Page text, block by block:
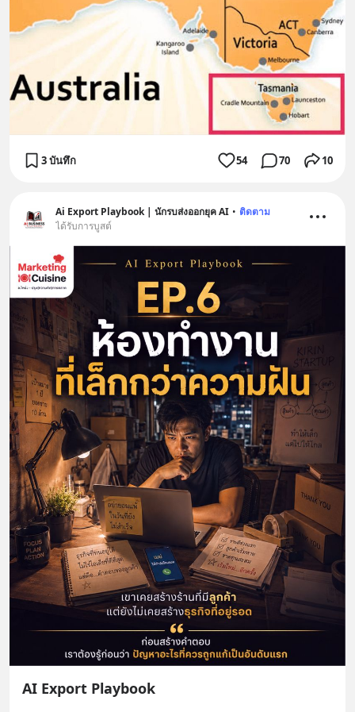
3 บันทึก 54 70 10
Ai Export Playbook | นักรบส่งออกยุค AI • ติดตาม
ได้รับการบูสต์
AI Export Playbook